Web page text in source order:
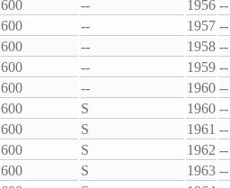
600 -- 1956 --
600 -- 1957 --
600 -- 1958 --
600 -- 1959 --
600 -- 1960 --
600 S 1960 --
600 S 1961 --
600 S 1962 --
600 S 1963 --